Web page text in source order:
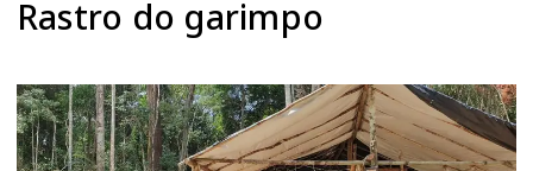
Rastro do garimpo